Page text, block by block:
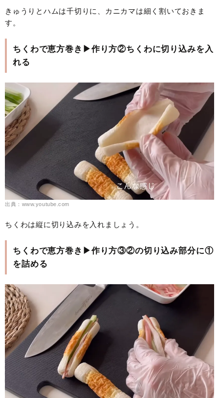
きゅうりとハムは千切りに、カニカマは細く割いておきま
す。
ちくわで恵方巻き▶作り方②ちくわに切り込みを入
れる
出典：www.youtube.com
ちくわは縦に切り込みを入れましょう。
ちくわで恵方巻き▶作り方③②の切り込み部分に①
を詰める